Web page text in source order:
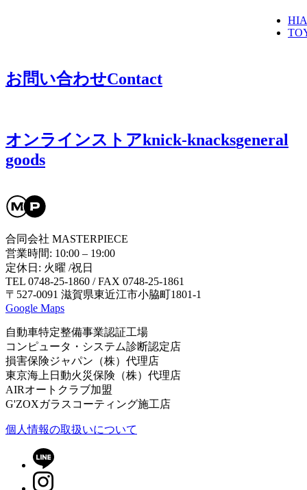
お問い合わせContact
オンラインストアknick-knacksgeneral
goods
合同会社 MASTERPIECE
営業時間: 10:00 – 19:00
定休日: 火曜 /祝日
TEL 0748-25-1860 / FAX 0748-25-1861
〒527-0091 滋賀県東近江市小脇町1801-1
Google Maps
自動車特定整備事業認証工場
コンピュータ・システム診断認定店
損害保険ジャパン（株）代理店
東京海上日動火災保険（株）代理店
AIRオートクラブ加盟
G'ZOXガラスコーティング施工店
個⼈情報の取扱いについて